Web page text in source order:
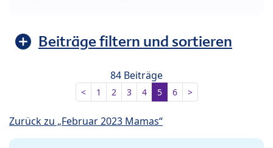
Beiträge filtern und sortieren
84 Beiträge
< 1 2 3 4 5 6 >
Zurück zu „Februar 2023 Mamas“